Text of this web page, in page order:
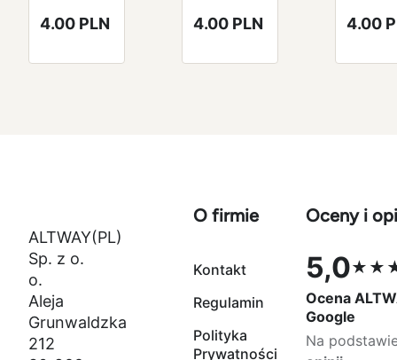
7075
Royal Blue
4.00 PLN
7075
Royal Blue
4.00 PLN
7075
Royal
4.00
ALTWAY(PL)
Sp. z o.
o.
Aleja
Grunwaldzka
212
O firmie
Kontakt
Regulamin
Polityka
Prywatności
Oceny i
5,0
Ocena 5,0
Ocena
Google
Na